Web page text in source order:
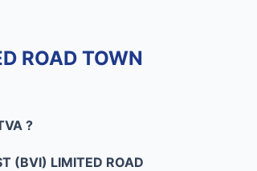
ROAD TOWN
?
(BVI) LIMITED ROAD